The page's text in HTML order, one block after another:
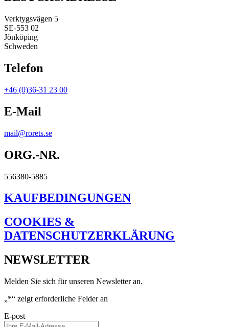
Verktygsvägen 5
SE-553 02
Jönköping
Schweden
Telefon
+46 (0)36-31 23 00
E-Mail
mail@rorets.se
ORG.-NR.
556380-5885
KAUFBEDINGUNGEN
COOKIES &
DATENSCHUTZERKLÄRUNG
NEWSLETTER
Melden Sie sich für unseren Newsletter an.
„*“ zeigt erforderliche Felder an
E-post